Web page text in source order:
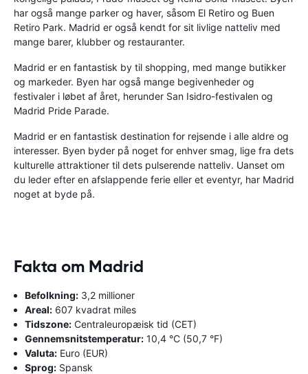
har også mange parker og haver, såsom El Retiro og Buen
Retiro Park. Madrid er også kendt for sit livlige natteliv med
mange barer, klubber og restauranter.
Madrid er en fantastisk by til shopping, med mange butikker
og markeder. Byen har også mange begivenheder og
festivaler i løbet af året, herunder San Isidro-festivalen og
Madrid Pride Parade.
Madrid er en fantastisk destination for rejsende i alle aldre og
interesser. Byen byder på noget for enhver smag, lige fra dets
kulturelle attraktioner til dets pulserende natteliv. Uanset om
du leder efter en afslappende ferie eller et eventyr, har Madrid
noget at byde på.
Fakta om Madrid
Befolkning: 3,2 millioner
Areal: 607 kvadrat miles
Tidszone: Centraleuropæisk tid (CET)
Gennemsnitstemperatur: 10,4 °C (50,7 °F)
Valuta: Euro (EUR)
Sprog: Spansk